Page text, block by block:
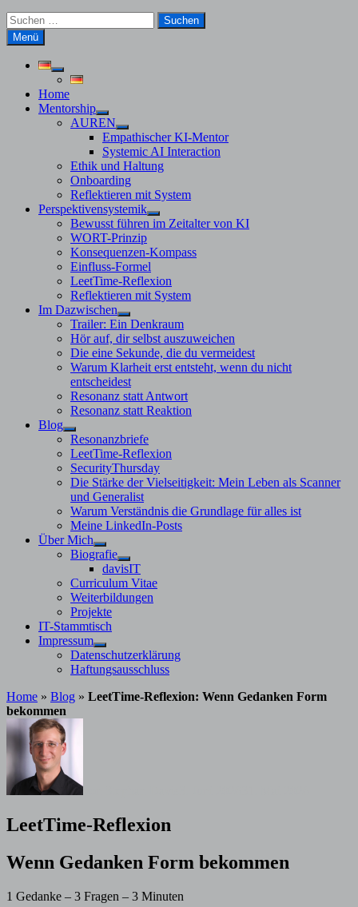
Suchen
nach:
Menü
Untermenü
anzeigen
Home
Mentorship
Untermenü
anzeigen
AUREN
Untermenü
anzeigen
Empathischer KI-Mentor
Systemic AI Interaction
Ethik und Haltung
Onboarding
Reflektieren mit System
Perspektivensystemik
Untermenü
anzeigen
Bewusst führen im Zeitalter von KI
WORT-Prinzip
Konsequenzen-Kompass
Einfluss-Formel
LeetTime-Reflexion
Reflektieren mit System
Im Dazwischen
Untermenü
anzeigen
Trailer: Ein Denkraum
Hör auf, dir selbst auszuweichen
Die eine Sekunde, die du vermeidest
Warum Klarheit erst entsteht, wenn du nicht
entscheidest
Resonanz statt Antwort
Resonanz statt Reaktion
Blog
Untermenü
anzeigen
Resonanzbriefe
LeetTime-Reflexion
SecurityThursday
Die Stärke der Vielseitigkeit: Mein Leben als Scanner
und Generalist
Warum Verständnis die Grundlage für alles ist
Meine LinkedIn-Posts
Über Mich
Untermenü
anzeigen
Biografie
Untermenü
anzeigen
davisIT
Curriculum Vitae
Weiterbildungen
Projekte
IT-Stammtisch
Impressum
Untermenü
anzeigen
Datenschutzerklärung
Haftungsausschluss
Home » Blog » LeetTime-Reflexion: Wenn Gedanken Form
bekommen
LeetTime-Reflexion
Wenn Gedanken Form bekommen
1 Gedanke – 3 Fragen – 3 Minuten